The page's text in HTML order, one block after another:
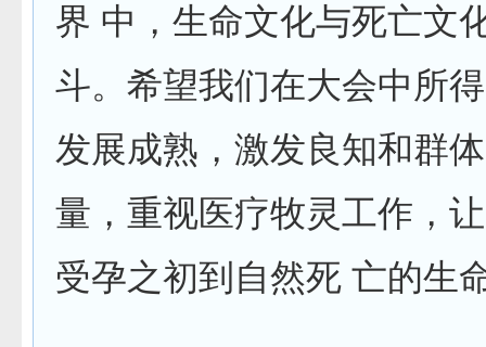
界 中，生命文化与死亡文
斗。希望我们在大会中所
发展成熟，激发良知和群
量，重视医疗牧灵工作，
受孕之初到自然死 亡的生